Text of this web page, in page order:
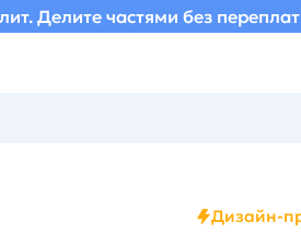
Делите частями без переплат
Дизайн-